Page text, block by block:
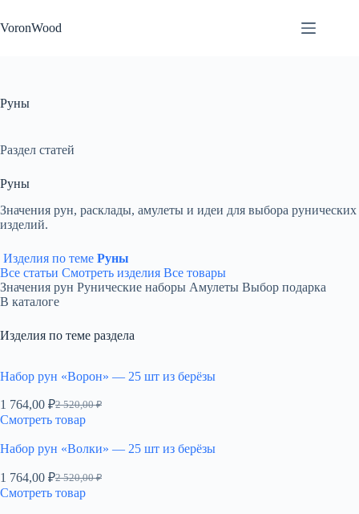
к
сути
VoronWood
Руны
Раздел статей
Руны
Значения рун, расклады, амулеты и идеи для выбора рунических
изделий.
Изделия по теме Руны
Все статьи Смотреть изделия Все товары
Значения рун Рунические наборы Амулеты Выбор подарка
В каталоге
Изделия по теме раздела
Набор рун «Ворон» — 25 шт из берёзы
2 520,00₽
Первоначальная
цена
2
520,00 ₽.
1 764,00 ₽
Текущая
цена:
764,00 ₽.
Смотреть товар
Набор рун «Волки» — 25 шт из берёзы
2 520,00₽
Первоначальная
цена
1 764,00 ₽
Текущая
цена:
Смотреть товар